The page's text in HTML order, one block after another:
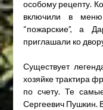
особому рецепту.
включили в
“пожарские”, а
приглашали ко
Существует
хозяйке трактира
по счету. Те
Сергеевич Пушкин.